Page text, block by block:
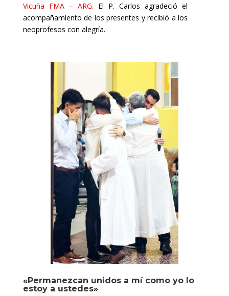
Vicuña FMA – ARG. El P. Carlos agradeció el
acompañamiento de los presentes y recibió a los
neoprofesos con alegría.
«Permanezcan unidos a mí como yo lo
estoy a ustedes»